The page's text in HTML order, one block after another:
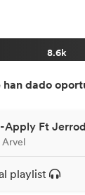
8.6k
han dado
Apply Ft
playlist